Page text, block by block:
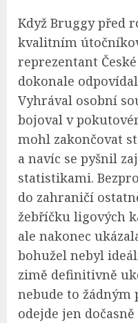
Když Bruggy před
kvalitním
reprezentant
dokonale
Vyhrával osobní
bojoval v
mohl zakončovat
a navíc se pyšnil
statistikami.
do zahraničí
žebříčku ligových
ale nakonec
bohužel nebyl
zimě definitivně
nebude to žádným
odejde jen